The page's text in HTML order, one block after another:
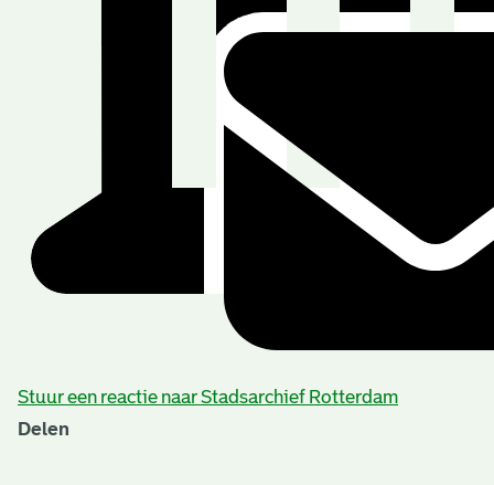
Stuur een reactie naar Stadsarchief Rotterdam
Delen